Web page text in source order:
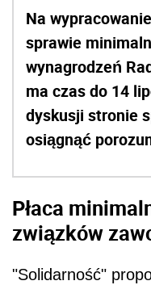
Na
sprawie
wynagrodzeń
ma czas do 14
dyskusji stronie
osiągnąć
Płaca
związków
"Solidarność"